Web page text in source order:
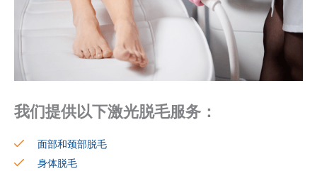
我们提供以下激光脱毛服务：
面部和颈部脱毛
身体脱毛